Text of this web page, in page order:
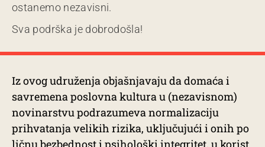
ostanemo nezavisni.
Sva podrška je dobrodošla!
Iz ovog udruženja objašnjavaju da domaća i
savremena poslovna kultura u (nezavisnom)
novinarstvu podrazumeva normalizaciju
prihvatanja velikih rizika, uključujući i onih po
ličnu bezbednost i psihološki integritet, u korist